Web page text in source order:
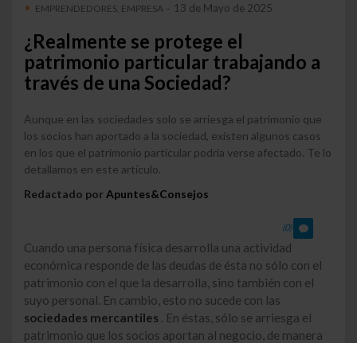
EMPRENDEDORES, EMPRESA - 13 de Mayo de 2025
¿Realmente se protege el
patrimonio particular trabajando a
través de una Sociedad?
Aunque en las sociedades solo se arriesga el patrimonio que
los socios han aportado a la sociedad, existen algunos casos
en los que el patrimonio particular podría verse afectado. Te lo
detallamos en este artículo.
Redactado por Apuntes&Consejos
(0)
Cuando una persona física desarrolla una actividad
económica responde de las deudas de ésta no sólo con el
patrimonio con el que la desarrolla, sino también con el
suyo personal. En cambio, esto no sucede con las
sociedades mercantiles . En éstas, sólo se arriesga el
patrimonio que los socios aportan al negocio, de manera